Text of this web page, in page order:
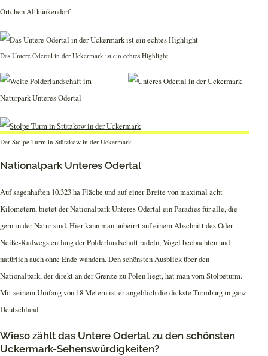
Örtchen Altkünkendorf.
Das Untere Odertal in der Uckermark ist ein echtes Highlight
Der Stolpe Turm in Stützkow in der Uckermark
Nationalpark Unteres Odertal
Auf sagenhaften 10.323 ha Fläche und auf einer Breite von maximal acht
Kilometern, bietet der Nationalpark Unteres Odertal ein Paradies für alle, die
gern in der Natur sind. Hier kann man unbeirrt auf einem Abschnitt des Oder-
Neiße-Radwegs entlang der Polderlandschaft radeln, Vögel beobachten und
natürlich auch ohne Ende wandern. Den schönsten Ausblick über den
Nationalpark, der direkt an der Grenze zu Polen liegt, hat man vom Stolpeturm.
Mit seinem Umfang von 18 Metern ist er angeblich die dickste Turmburg in ganz
Deutschland.
Wieso zählt das Untere Odertal zu den schönsten
Uckermark-Sehenswürdigkeiten?